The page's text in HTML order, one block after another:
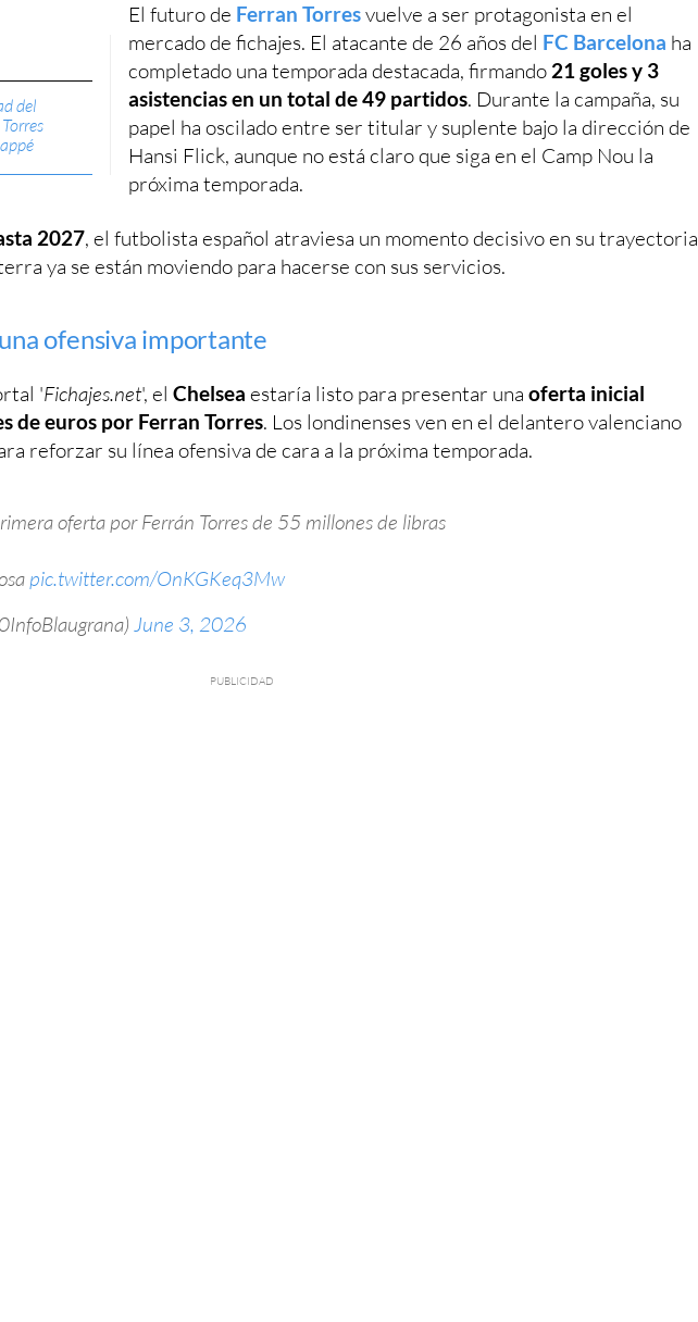
del
El futuro de Ferran Torresvuelve a ser protagonista en el
mercado de fichajes. El atacante de 26 años del FC Barcelona ha
completado una temporada destacada, firmando 21 goles y 3
asistencias en un total de 49 partidos. Durante la campaña, su
papel ha oscilado entre ser titular y suplente bajo la dirección de
Hansi Flick, aunque no está claro que siga en el Camp Nou la
próxima temporada.
2027, el futbolista español atraviesa un momento decisivo en su trayectoria
ya se están moviendo para hacerse con sus servicios.
ofensiva importante
'Fichajes.net', el Chelsea estaría listo para presentar una oferta inicial
de euros por Ferran Torres. Los londinenses ven en el delantero valenciano
reforzar su línea ofensiva de cara a la próxima temporada.
oferta por Ferrán Torres de 55 millones de libras
pic.twitter.com/OnKGKeq3Mw
June 3, 2026